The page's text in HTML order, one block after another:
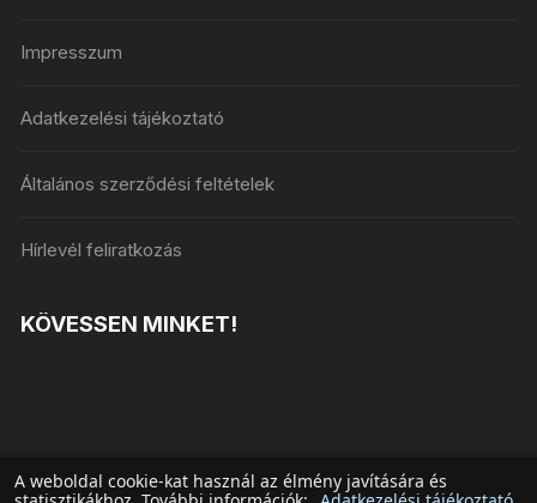
Impresszum
Adatkezelési tájékoztató
Általános szerződési feltételek
Hírlevél feliratkozás
KÖVESSEN MINKET!
A weboldal cookie-kat használ az élmény javítására és